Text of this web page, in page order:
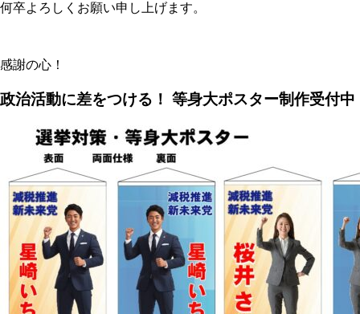
何卒よろしくお願い申し上げます。
感謝の心！
政治活動に差をつける！ 等身大ポスター制作受付中